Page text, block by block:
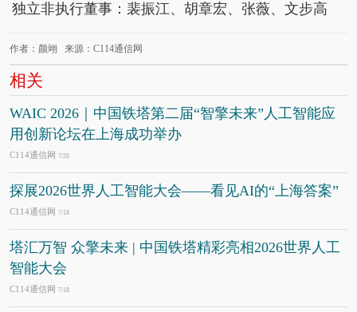
独立非执行董事：裴振江、胡章宏、张薇、文步高
作者：颜翊 来源：C114通信网
相关
WAIC 2026｜中国铁塔第二届“智擎未来”人工智能应
用创新论坛在上海成功举办
C114通信网 7/20
探展2026世界人工智能大会——看见AI的“上海答案”
C114通信网 7/18
塔汇万智 众擎未来 | 中国铁塔精彩亮相2026世界人工
智能大会
C114通信网 7/18